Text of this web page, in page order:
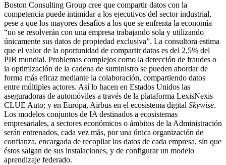
Boston Consulting Group cree que compartir datos con la
competencia puede intimidar a los ejecutivos del sector industrial,
pese a que los mayores desafíos a los que se enfrenta la economía
“no se resolverán con una empresa trabajando sola y utilizando
únicamente sus datos de propiedad exclusiva”. La consultora estima
que el valor de la oportunidad de compartir datos es del 2,5% del
PIB mundial. Problemas complejos como la detección de fraudes o
la optimización de la cadena de suministro se pueden abordar de
forma más eficaz mediante la colaboración, compartiendo datos
entre múltiples actores. Así lo hacen en Estados Unidos las
aseguradoras de automóviles a través de la plataforma LexisNexis
CLUE Auto; y en Europa, Airbus en el ecosistema digital Skywise.
Los modelos conjuntos de IA destinados a ecosistemas
empresariales, a sectores económicos o ámbitos de la Administración
serán entrenados, cada vez más, por una única organización de
confianza, encargada de recopilar los datos de cada empresa, sin que
éstos salgan de sus instalaciones, y de configurar un modelo
aprendizaje federado.